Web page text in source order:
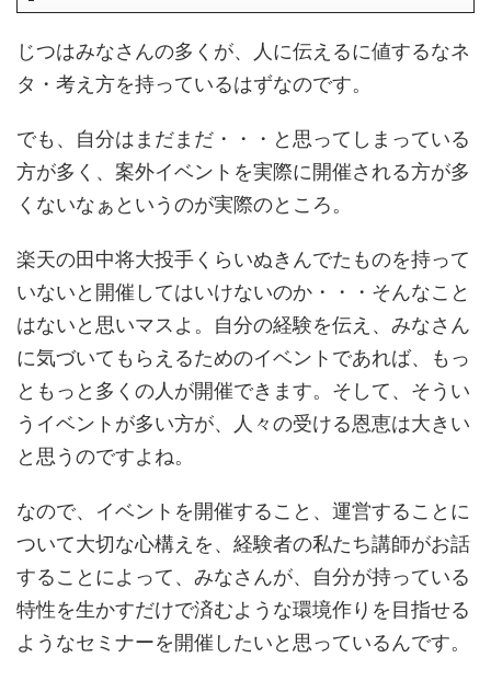
じつはみなさんの多くが、人に伝えるに値するなネ
タ・考え方を持っているはずなのです。
でも、自分はまだまだ・・・と思ってしまっている
方が多く、案外イベントを実際に開催される方が多
くないなぁというのが実際のところ。
楽天の田中将大投手くらいぬきんでたものを持って
いないと開催してはいけないのか・・・そんなこと
はないと思いマスよ。自分の経験を伝え、みなさん
に気づいてもらえるためのイベントであれば、もっ
ともっと多くの人が開催できます。そして、そうい
うイベントが多い方が、人々の受ける恩恵は大きい
と思うのですよね。
なので、イベントを開催すること、運営することに
ついて大切な心構えを、経験者の私たち講師がお話
することによって、みなさんが、自分が持っている
特性を生かすだけで済むような環境作りを目指せる
ようなセミナーを開催したいと思っているんです。